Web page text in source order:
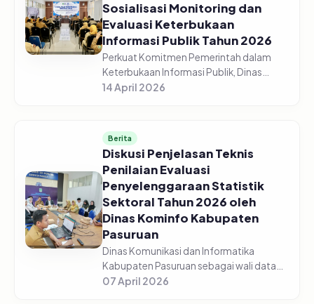
Sosialisasi Monitoring dan
Evaluasi Keterbukaan
Informasi Publik Tahun 2026
Perkuat Komitmen Pemerintah dalam
Keterbukaan Informasi Publik, Dinas
Komunikasi dan Informatika Kabupaten
14 April 2026
Berita
Diskusi Penjelasan Teknis
Penilaian Evaluasi
Penyelenggaraan Statistik
Sektoral Tahun 2026 oleh
Dinas Kominfo Kabupaten
Pasuruan
Dinas Komunikasi dan Informatika
Kabupaten Pasuruan sebagai wali data
mengadakan Diskusi Bersama Tentang
07 April 2026